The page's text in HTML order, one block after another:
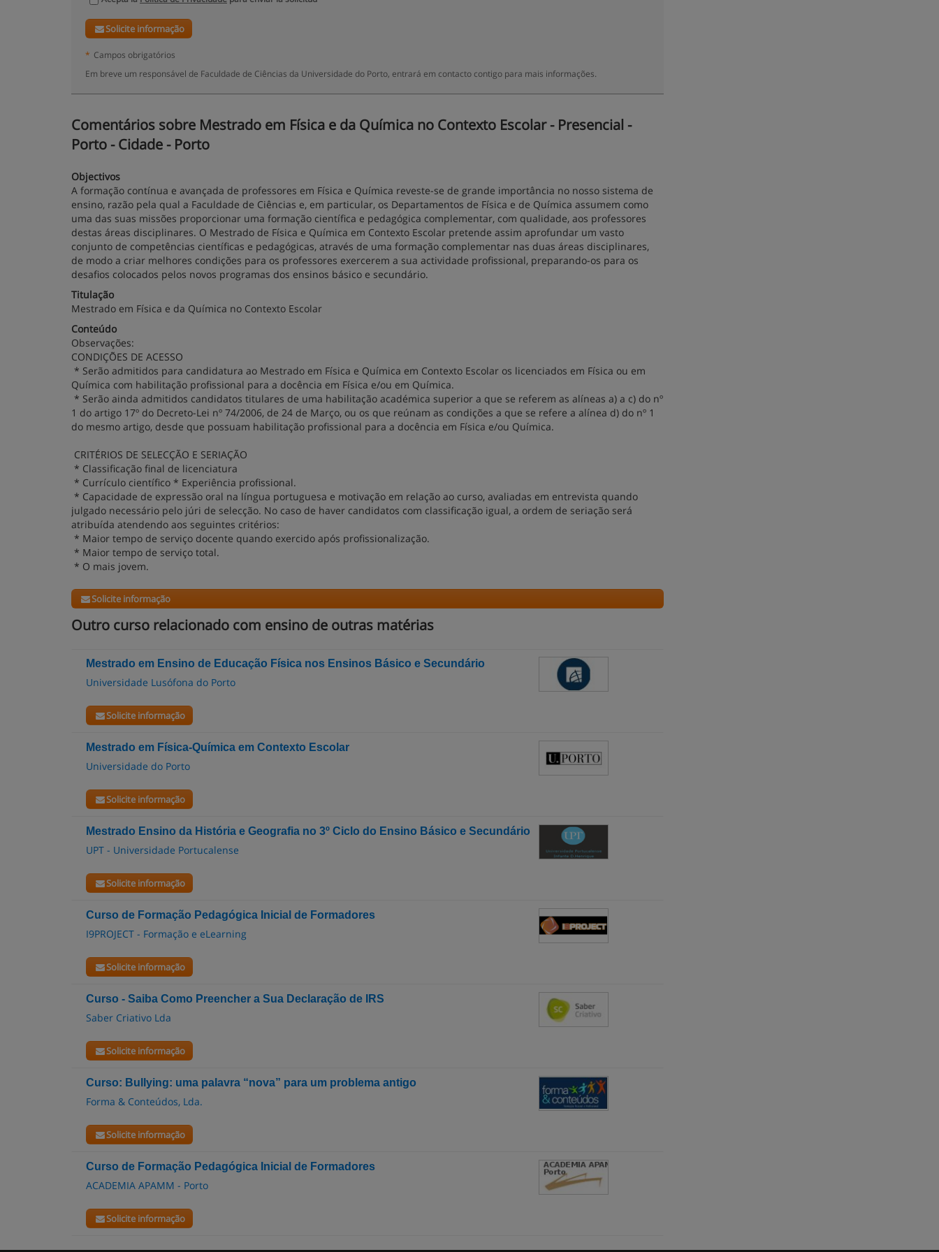
Solicite informação
* Campos obrigatórios
Em breve um responsável de Faculdade de Ciências da Universidade do Porto, entrará em contacto contigo para mais informações.
Comentários sobre Mestrado em Física e da Química no Contexto Escolar - Presencial -
Porto - Cidade - Porto
Objectivos
A formação contínua e avançada de professores em Física e Química reveste-se de grande importância no nosso sistema de
ensino, razão pela qual a Faculdade de Ciências e, em particular, os Departamentos de Física e de Química assumem como
uma das suas missões proporcionar uma formação científica e pedagógica complementar, com qualidade, aos professores
destas áreas disciplinares. O Mestrado de Física e Química em Contexto Escolar pretende assim aprofundar um vasto
conjunto de competências científicas e pedagógicas, através de uma formação complementar nas duas áreas disciplinares,
de modo a criar melhores condições para os professores exercerem a sua actividade profissional, preparando-os para os
desafios colocados pelos novos programas dos ensinos básico e secundário.
Titulação
Mestrado em Física e da Química no Contexto Escolar
Conteúdo
Observações:
CONDIÇÕES DE ACESSO
* Serão admitidos para candidatura ao Mestrado em Física e Química em Contexto Escolar os licenciados em Física ou em
Química com habilitação profissional para a docência em Física e/ou em Química.
* Serão ainda admitidos candidatos titulares de uma habilitação académica superior a que se referem as alíneas a) a c) do nº
1 do artigo 17º do Decreto-Lei nº 74/2006, de 24 de Março, ou os que reúnam as condições a que se refere a alínea d) do nº 1
do mesmo artigo, desde que possuam habilitação profissional para a docência em Física e/ou Química.
CRITÉRIOS DE SELECÇÃO E SERIAÇÃO
* Classificação final de licenciatura
* Currículo científico * Experiência profissional.
* Capacidade de expressão oral na língua portuguesa e motivação em relação ao curso, avaliadas em entrevista quando
julgado necessário pelo júri de selecção. No caso de haver candidatos com classificação igual, a ordem de seriação será
atribuída atendendo aos seguintes critérios:
* Maior tempo de serviço docente quando exercido após profissionalização.
* Maior tempo de serviço total.
* O mais jovem.
Solicite informação
Outro curso relacionado com ensino de outras matérias
Mestrado em Ensino de Educação Física nos Ensinos Básico e Secundário
Universidade Lusófona do Porto
Solicite informação
Mestrado em Física-Química em Contexto Escolar
Universidade do Porto
Solicite informação
Mestrado Ensino da História e Geografia no 3º Ciclo do Ensino Básico e Secundário
UPT - Universidade Portucalense
Solicite informação
Curso de Formação Pedagógica Inicial de Formadores
I9PROJECT - Formação e eLearning
Solicite informação
Curso - Saiba Como Preencher a Sua Declaração de IRS
Saber Criativo Lda
Solicite informação
Curso: Bullying: uma palavra “nova” para um problema antigo
Forma & Conteúdos, Lda.
Solicite informação
Curso de Formação Pedagógica Inicial de Formadores
ACADEMIA APAMM - Porto
Solicite informação